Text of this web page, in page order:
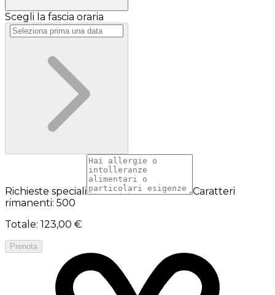
Scegli la fascia oraria
Richieste speciali
Caratteri
rimanenti: 500
Totale: 123,00 €
Prenota